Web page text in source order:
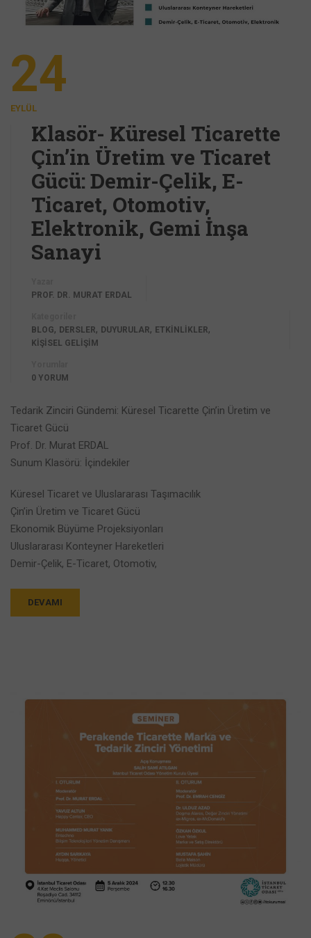
24
EYLÜL
Klasör- Küresel Ticarette
Çin’in Üretim ve Ticaret
Gücü: Demir-Çelik, E-
Ticaret, Otomotiv,
Elektronik, Gemi İnşa
Sanayi
PROF. DR. MURAT ERDAL
BLOG, DERSLER, DUYURULAR, ETKİNLİKLER,
KİŞİSEL GELİŞİM
0 YORUM
Tedarik Zinciri Gündemi: Küresel Ticarette Çin’in Üretim ve
Ticaret Gücü
Prof. Dr. Murat ERDAL
Sunum Klasörü: İçindekiler
Küresel Ticaret ve Uluslararası Taşımacılık
Çin’in Üretim ve Ticaret Gücü
Ekonomik Büyüme Projeksiyonları
Uluslararası Konteyner Hareketleri
Demir-Çelik, E-Ticaret, Otomotiv,
DEVAMI